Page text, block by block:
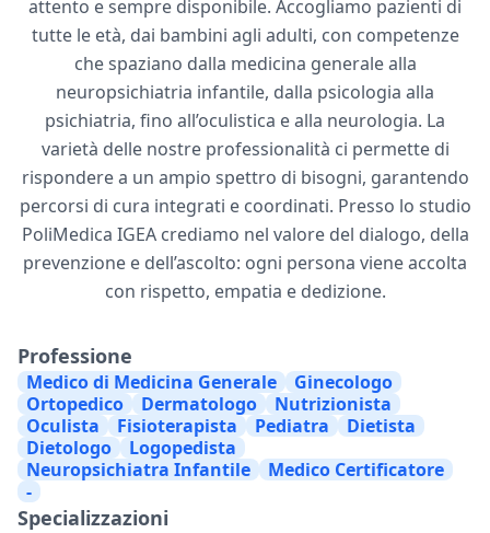
attento e sempre disponibile. Accogliamo pazienti di
tutte le età, dai bambini agli adulti, con competenze
che spaziano dalla medicina generale alla
neuropsichiatria infantile, dalla psicologia alla
psichiatria, fino all’oculistica e alla neurologia. La
varietà delle nostre professionalità ci permette di
rispondere a un ampio spettro di bisogni, garantendo
percorsi di cura integrati e coordinati. Presso lo studio
PoliMedica IGEA crediamo nel valore del dialogo, della
prevenzione e dell’ascolto: ogni persona viene accolta
con rispetto, empatia e dedizione.
Professione
Medico di Medicina Generale
Ginecologo
Ortopedico
Dermatologo
Nutrizionista
Oculista
Fisioterapista Pediatra
Dietista
Dietologo
Logopedista
Neuropsichiatra Infantile
Medico Certificatore
-
Specializzazioni